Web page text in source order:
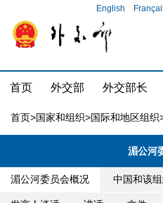
English
首页 外交部 外交部长
首页>国家和组织>国际和地区组织
湄公河
湄公河委员会概况 中国和该